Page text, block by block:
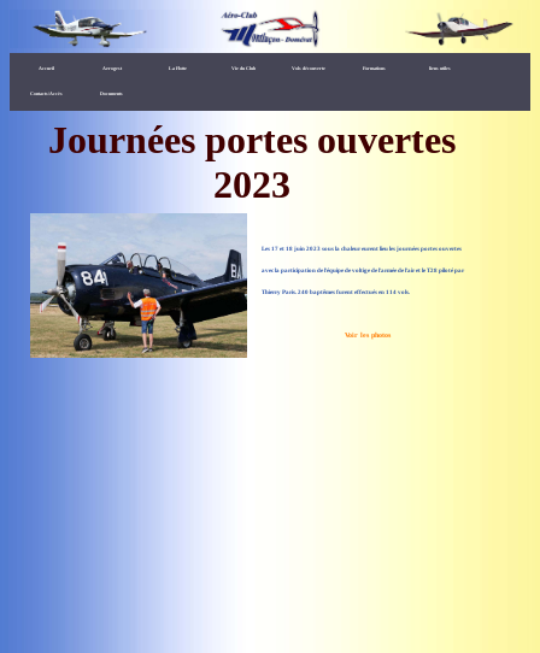
Accueil Aerogest La Flotte Vie du Club Vols découverte Formations liens utiles
Contacts/Accès Documents
Journées portes ouvertes
2023
Les 17 et 18 juin 2023 sous la chaleur eurent lieu les journées portes ouvertes
avec la participation de l'équipe de voltige de l'armée de l'air et le T28 piloté par
Thierry Paris. 240 baptêmes furent effectués en 114 vols.
Voir les photos